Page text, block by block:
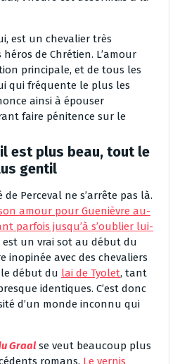
est un chevalier très
de Chrétien. L’amour
principale, et de tous les
qui fréquente le plus les
ainsi à épouser
faire pénitence sur le
est plus beau, tout le
gentil
Perceval ne s’arrête pas là.
amour pour Guenièvre au-
parfois jusqu’à s’oublier lui-
est un vrai sot au début du
inopinée avec des chevaliers
début du lai de Tyolet, tant
identiques. C’est donc
d’un monde inconnu qui
Graal se veut beaucoup plus